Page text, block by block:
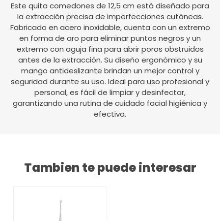
Este quita comedones de 12,5 cm está diseñado para
la extracción precisa de imperfecciones cutáneas.
Fabricado en acero inoxidable, cuenta con un extremo
en forma de aro para eliminar puntos negros y un
extremo con aguja fina para abrir poros obstruidos
antes de la extracción. Su diseño ergonómico y su
mango antideslizante brindan un mejor control y
seguridad durante su uso. Ideal para uso profesional y
personal, es fácil de limpiar y desinfectar,
garantizando una rutina de cuidado facial higiénica y
efectiva.
Tambien te puede interesar